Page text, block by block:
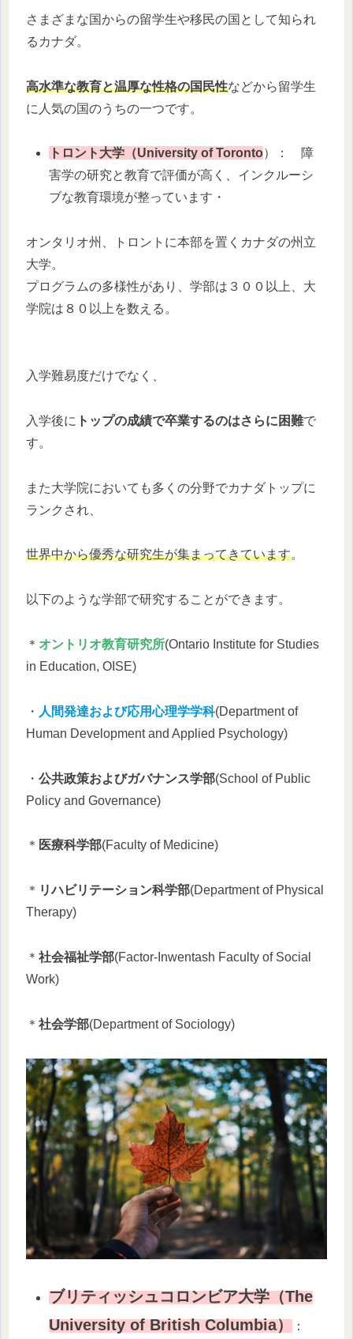
さまざまな国からの留学生や移民の国として知られ
るカナダ。
高水準な教育と温厚な性格の国民性などから留学生
に人気の国のうちの一つです。
トロント大学 （University of Toronto）： 障
害学の研究と教育で評価が高く、インクルーシ
ブな教育環境が整っています・
オンタリオ州、トロントに本部を置くカナダの州立
大学。
プログラムの多様性があり、学部は３００以上、大
学院は８０以上を数える。
入学難易度だけでなく、
入学後に トップの成績で卒業するのはさらに困難で
す。
また大学院においても多くの分野でカナダトップに
ランクされ、
世界中から優秀な研究生が集まってきています。
以下のような学部で研究することができます。
＊ オントリオ教育研究所(Ontario Institute for Studies
in Education, OISE)
・ 人間発達および応用心理学学科(Department of
Human Development and Applied Psychology)
・ 公共政策およびガバナンス学部(School of Public
Policy and Governance)
＊ 医療科学部(Faculty of Medicine)
＊ リハビリテーション科学部(Department of Physical
Therapy)
＊ 社会福祉学部(Factor-Inwentash Faculty of Social
Work)
＊ 社会学部(Department of Sociology)
ブリティッシュコロンビア大学（The
University of British Columbia） ：